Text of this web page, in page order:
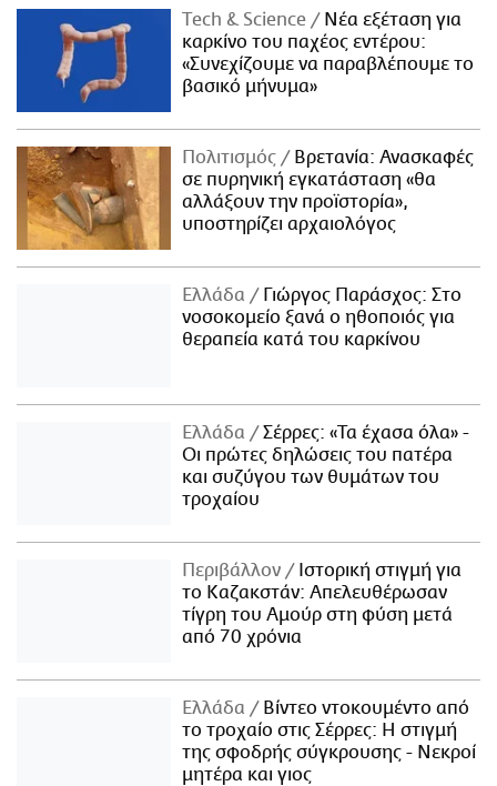
Τech & Science
Νέα εξέταση για
καρκίνο του παχέος εντέρου:
«Συνεχίζουμε να παραβλέπουμε το
βασικό μήνυμα»
Πολιτισμός
Βρετανία: Ανασκαφές
σε πυρηνική εγκατάσταση «θα
αλλάξουν την προϊστορία»,
υποστηρίζει αρχαιολόγος
Ελλάδα
Γιώργος Παράσχος: Στο
νοσοκομείο ξανά ο ηθοποιός για
θεραπεία κατά του καρκίνου
Ελλάδα
Σέρρες: «Τα έχασα όλα» -
Οι πρώτες δηλώσεις του πατέρα
και συζύγου των θυμάτων του
τροχαίου
Περιβάλλον
Ιστορική στιγμή για
το Καζακστάν: Απελευθέρωσαν
τίγρη του Αμούρ στη φύση μετά
από 70 χρόνια
Ελλάδα
Βίντεο ντοκουμέντο από
το τροχαίο στις Σέρρες: Η στιγμή
της σφοδρής σύγκρουσης - Νεκροί
μητέρα και γιος